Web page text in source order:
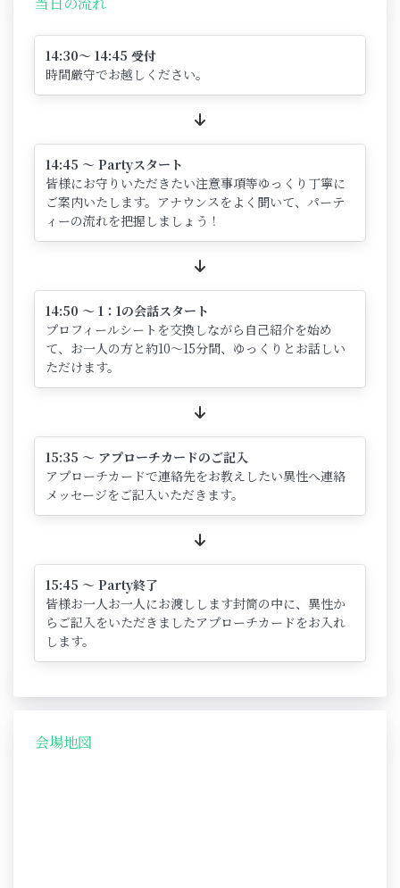
14:30～ 14:45 受付
時間厳守でお越しください。
14:45 ～ Partyスタート
皆様にお守りいただきたい注意事項等ゆっくり丁寧に
ご案内いたします。アナウンスをよく聞いて、パーテ
ィーの流れを把握しましょう！
14:50 ～ 1：1の会話スタート
プロフィールシートを交換しながら自己紹介を始め
て、お一人の方と約10～15分間、ゆっくりとお話しい
ただけます。
15:35 ～ アプローチカードのご記入
アプローチカードで連絡先をお教えしたい異性へ連絡
メッセージをご記入いただきます。
15:45 ～ Party終了
皆様お一人お一人にお渡しします封筒の中に、異性か
らご記入をいただきましたアプローチカードをお入れ
します。
会場地図